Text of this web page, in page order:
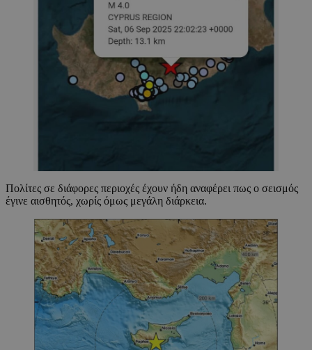
Πολίτες σε διάφορες περιοχές έχουν ήδη αναφέρει πως ο σεισμός
έγινε αισθητός, χωρίς όμως μεγάλη διάρκεια.